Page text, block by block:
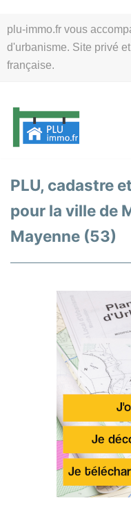
plu-immo.fr vous
d'urbanisme. Site privé
française.
au
contenu
PLU, cadastre
pour la ville de
Mayenne (53)